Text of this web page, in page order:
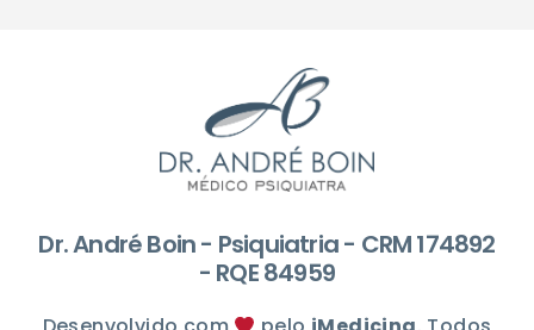
Dr. André Boin - Psiquiatria - CRM 174892
- RQE 84959